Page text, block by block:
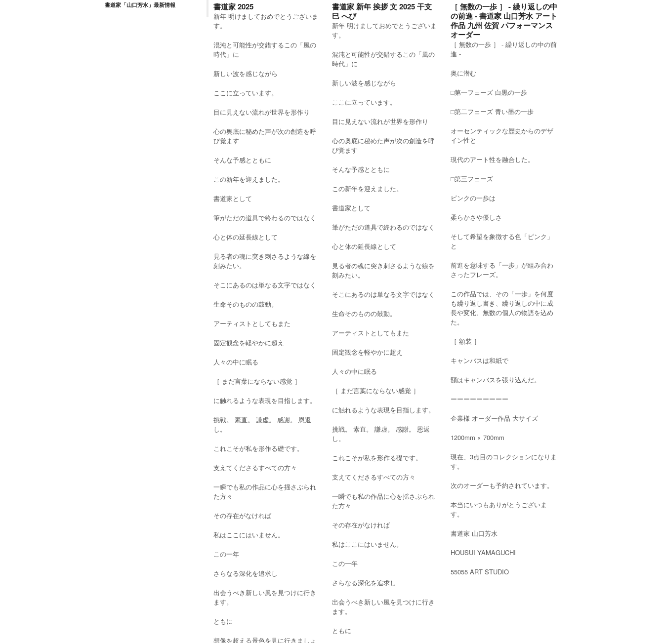
書道家「山口芳水」最新情報 書道家 2025
新年 明けましておめでとうございま
す。
混沌と可能性が交錯するこの「風の
時代」に
新しい波を感じながら
ここに立っています。
目に見えない流れが世界を形作り
心の奥底に秘めた声が次の創造を呼
び覚ます
そんな予感とともに
この新年を迎えました。
書道家として
筆がただの道具で終わるのではなく
心と体の延長線として
見る者の魂に突き刺さるような線を
刻みたい。
そこにあるのは単なる文字ではなく
生命そのものの鼓動。
アーティストとしてもまた
固定観念を軽やかに超え
人々の中に眠る
［ まだ言葉にならない感覚 ］
に触れるような表現を目指します。
挑戦。 素直。 謙虚。 感謝。 恩返
し。
これこそが私を形作る礎です。
支えてくださるすべての方々
一瞬でも私の作品に心を揺さぶられ
た方々
その存在がなければ
私はここにはいません。
この一年
さらなる深化を追求し
出会うべき新しい風を見つけに行き
ます。
ともに
想像を超える景色を見に行きましょ
書道家 新年 挨拶 文 2025 干支
巳 へび
新年 明けましておめでとうございま
す。
混沌と可能性が交錯するこの「風の
時代」に
新しい波を感じながら
ここに立っています。
目に見えない流れが世界を形作り
心の奥底に秘めた声が次の創造を呼
び覚ます
そんな予感とともに
この新年を迎えました。
書道家として
筆がただの道具で終わるのではなく
心と体の延長線として
見る者の魂に突き刺さるような線を
刻みたい。
そこにあるのは単なる文字ではなく
生命そのものの鼓動。
アーティストとしてもまた
固定観念を軽やかに超え
人々の中に眠る
［ まだ言葉にならない感覚 ］
に触れるような表現を目指します。
挑戦。 素直。 謙虚。 感謝。 恩返
し。
これこそが私を形作る礎です。
支えてくださるすべての方々
一瞬でも私の作品に心を揺さぶられ
た方々
その存在がなければ
私はここにはいません。
この一年
さらなる深化を追求し
出会うべき新しい風を見つけに行き
ます。
ともに
［ 無数の一歩 ］ - 繰り返しの中
の前進 - 書道家 山口芳水 アート
作品 九州 佐賀 パフォーマンス
オーダー
［ 無数の一歩 ］ - 繰り返しの中の前
進 -
奥に潜む
⬜︎第一フェーズ 白黒の一歩
⬜︎第二フェーズ 青い墨の一歩
オーセンティックな歴史からのデザ
イン性と
現代のアート性を融合した。
⬜︎第三フェーズ
ピンクの一歩は
柔らかさや優しさ
そして希望を象徴する色「ピンク」
と
前進を意味する「一歩」が組み合わ
さったフレーズ。
この作品では、その「一歩」を何度
も繰り返し書き、繰り返しの中に成
長や変化、無数の個人の物語を込め
た。
［ 額装 ］
キャンバスは和紙で
額はキャンバスを張り込んだ。
ーーーーーーーーー
企業様 オーダー作品 大サイズ
1200mm × 700mm
現在、3点目のコレクションになりま
す。
次のオーダーも予約されています。
本当にいつもありがとうございま
す。
書道家 山口芳水
HOUSUI YAMAGUCHI
55055 ART STUDIO